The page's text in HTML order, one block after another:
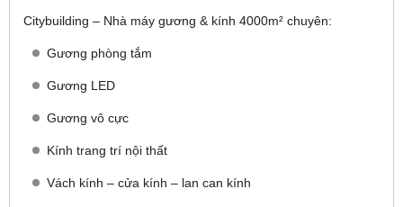
Citybuilding – Nhà máy gương & kính 4000m² chuyên:
Gương phòng tắm
Gương LED
Gương vô cực
Kính trang trí nội thất
Vách kính – cửa kính – lan can kính